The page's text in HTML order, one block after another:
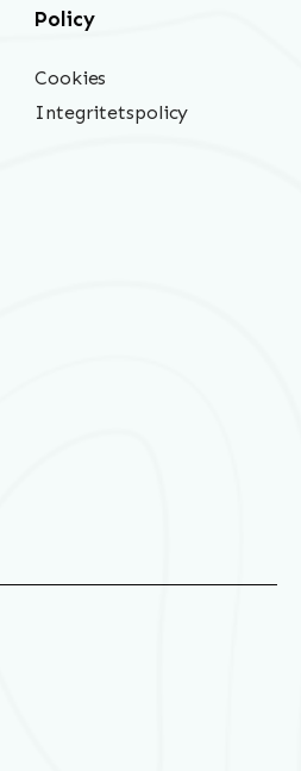
Policy
Cookies
Integritetspolicy